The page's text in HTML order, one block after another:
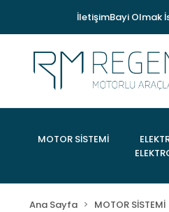
İletişimBayi Olmak
MOTOR SİSTEMİ
Ana Sayfa MOTOR SİSTEMİ